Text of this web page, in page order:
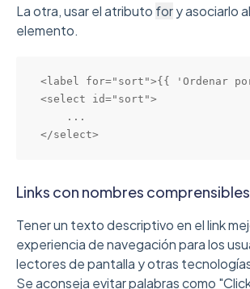
La otra, usar el atributo fory asociarlo al
elemento.
<label for="sort">{{ 'Ordenar
<select id="sort">
    ...
</select>
Links con nombres comprensibles
Tener un texto descriptivo en el link
experiencia de navegación para los
lectores de pantalla y otras
Se aconseja evitar palabras como